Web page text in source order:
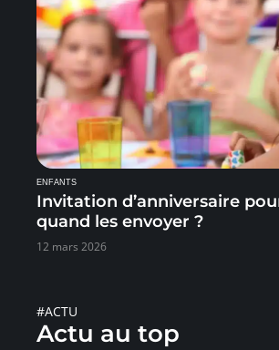
ENFANTS
Invitation d’anniversaire
quand les envoyer ?
12 mars 2026
#ACTU
Actu au top